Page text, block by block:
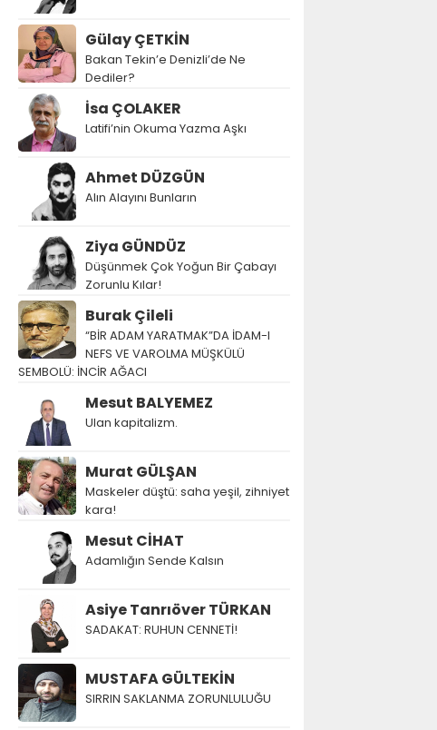
Gülay ÇETKİN
Bakan Tekin’e Denizli’de Ne
Dediler?
İsa ÇOLAKER
Latifi’nin Okuma Yazma Aşkı
Ahmet DÜZGÜN
Alın Alayını Bunların
Ziya GÜNDÜZ
Düşünmek Çok Yoğun Bir Çabayı
Zorunlu Kılar!
Burak Çileli
“BİR ADAM YARATMAK”DA İDAM-I
NEFS VE VAROLMA MÜŞKÜLÜ
SEMBOLÜ: İNCİR AĞACI
Mesut BALYEMEZ
Ulan kapitalizm.
Murat GÜLŞAN
Maskeler düştü: saha yeşil, zihniyet
kara!
Mesut CİHAT
Adamlığın Sende Kalsın
Asiye Tanrıöver TÜRKAN
SADAKAT: RUHUN CENNETİ!
MUSTAFA GÜLTEKİN
SIRRIN SAKLANMA ZORUNLULUĞU